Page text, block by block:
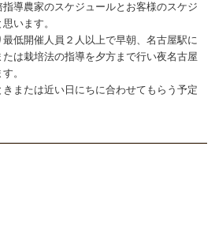
導農家のスケジュールとお客様のスケジ
います。
低開催人員２人以上で早朝、名古屋駅に
は栽培法の指導を夕方まで行い夜名古屋
。
または近い日にちに合わせてもらう予定